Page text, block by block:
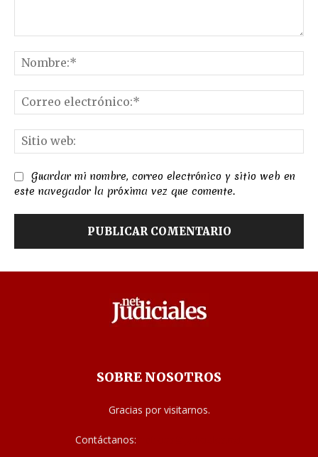
Guardar mi nombre, correo electrónico y sitio web en
este navegador la próxima vez que comente.
SOBRE NOSOTROS
Gracias por visitarnos.
Contáctanos: